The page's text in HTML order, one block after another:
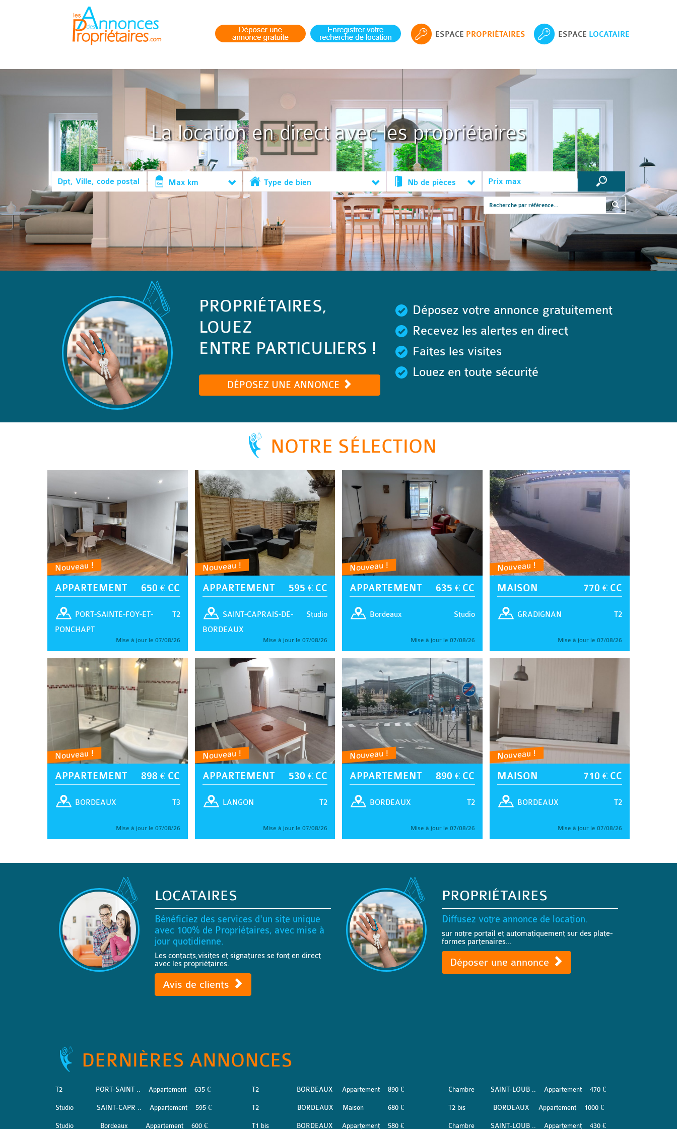
ESPACE PROPRIÉTAIRES ESPACE LOCATAIRE
La location en direct avec les propriétaires
Max km Type de bien Nb de pièces
PROPRIÉTAIRES,
LOUEZ
ENTRE PARTICULIERS !
DÉPOSEZ UNE ANNONCE
Déposez votre annonce gratuitement
Recevez les alertes en direct
Faites les visites
Louez en toute sécurité
NOTRE SÉLECTION
Nouveau !
APPARTEMENT 650 € CC
T2
PORT-SAINTE-FOY-ET-
PONCHAPT
Mise à jour le 07/08/26
Nouveau !
APPARTEMENT 595 € CC
Studio
SAINT-CAPRAIS-DE-
BORDEAUX
Mise à jour le 07/08/26
Nouveau !
APPARTEMENT 635 € CC
Studio
Bordeaux
Mise à jour le 07/08/26
Nouveau !
MAISON 770 € CC
T2
GRADIGNAN
Mise à jour le 07/08/26
Nouveau !
APPARTEMENT 898 € CC
T3
BORDEAUX
Mise à jour le 07/08/26
Nouveau !
APPARTEMENT 530 € CC
T2
LANGON
Mise à jour le 07/08/26
Nouveau !
APPARTEMENT 890 € CC
T2
BORDEAUX
Mise à jour le 07/08/26
Nouveau !
MAISON 710 € CC
T2
BORDEAUX
Mise à jour le 07/08/26
LOCATAIRES
Bénéficiez des services d'un site unique
avec 100% de Propriétaires, avec mise à
jour quotidienne.
Les contacts,visites et signatures se font en direct
avec les propriétaires.
Avis de clients
PROPRIÉTAIRES
Diffusez votre annonce de location.
sur notre portail et automatiquement sur des plate-
formes partenaires...
Déposer une annonce
DERNIÈRES ANNONCES
T2 PORT-SAINT .. Appartement 635 €
Studio SAINT-CAPR .. Appartement 595 €
Studio Bordeaux Appartement 600 €
T2 BORDEAUX Appartement 890 €
T2 BORDEAUX Maison 680 €
T1 bis BORDEAUX Appartement 580 €
Chambre SAINT-LOUB .. Appartement 470 €
T2 bis BORDEAUX Appartement 1000 €
Chambre SAINT-LOUB .. Appartement 430 €